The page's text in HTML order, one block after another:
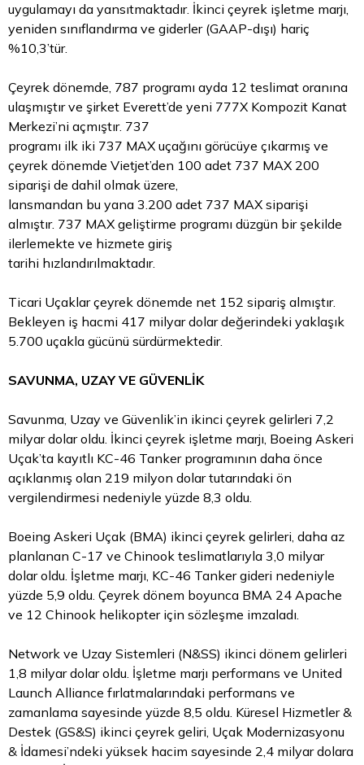
uygulamayı da yansıtmaktadır. İkinci çeyrek işletme marjı,
yeniden sınıflandırma ve giderler (GAAP-dışı) hariç
%10,3’tür.
Çeyrek dönemde, 787 programı ayda 12 teslimat oranına
ulaşmıştır ve şirket Everett’de yeni 777X Kompozit Kanat
Merkezi’ni açmıştır. 737
programı ilk iki 737 MAX uçağını görücüye çıkarmış ve
çeyrek dönemde Vietjet’den 100 adet 737 MAX 200
siparişi de dahil olmak üzere,
lansmandan bu yana 3.200 adet 737 MAX siparişi
almıştır. 737 MAX geliştirme programı düzgün bir şekilde
ilerlemekte ve hizmete giriş
tarihi hızlandırılmaktadır.
Ticari Uçaklar çeyrek dönemde net 152 sipariş almıştır.
Bekleyen iş hacmi 417 milyar dolar değerindeki yaklaşık
5.700 uçakla gücünü sürdürmektedir.
SAVUNMA, UZAY VE GÜVENLİK
Savunma, Uzay ve Güvenlik’in ikinci çeyrek gelirleri 7,2
milyar dolar oldu. İkinci çeyrek işletme marjı, Boeing Askeri
Uçak’ta kayıtlı KC-46 Tanker programının daha önce
açıklanmış olan 219 milyon dolar tutarındaki ön
vergilendirmesi nedeniyle yüzde 8,3 oldu.
Boeing Askeri Uçak (BMA) ikinci çeyrek gelirleri, daha az
planlanan C-17 ve Chinook teslimatlarıyla 3,0 milyar
dolar oldu. İşletme marjı, KC-46 Tanker gideri nedeniyle
yüzde 5,9 oldu. Çeyrek dönem boyunca BMA 24 Apache
ve 12 Chinook helikopter için sözleşme imzaladı.
Network ve Uzay Sistemleri (N&SS) ikinci dönem gelirleri
1,8 milyar dolar oldu. İşletme marjı performans ve United
Launch Alliance fırlatmalarındaki performans ve
zamanlama sayesinde yüzde 8,5 oldu. Küresel Hizmetler &
Destek (GS&S) ikinci çeyrek geliri, Uçak Modernizasyonu
& İdamesi’ndeki yüksek hacim sayesinde 2,4 milyar dolara